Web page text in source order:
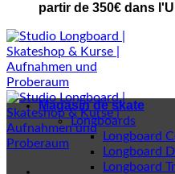
partir de 350€ dans
Magasin de skate
Longboards
Longboard
Longboard
Longboard